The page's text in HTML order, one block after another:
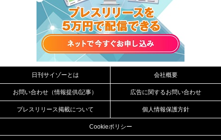
日刊サイゾーとは 会社概要
お問い合わせ（情報提供/記事） 広告に関するお問い合わせ
プレスリリース掲載について 個人情報保護方針
Cookieポリシー